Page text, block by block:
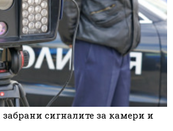
сигналите за камери и